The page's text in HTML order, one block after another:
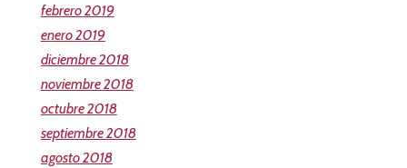
febrero 2019
enero 2019
diciembre 2018
noviembre 2018
octubre 2018
septiembre 2018
agosto 2018